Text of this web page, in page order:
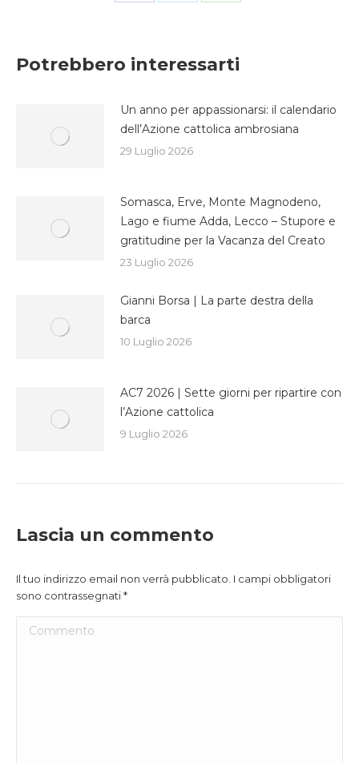
Potrebbero interessarti
Un anno per appassionarsi: il calendario
dell’Azione cattolica ambrosiana
29 Luglio 2026
Somasca, Erve, Monte Magnodeno,
Lago e fiume Adda, Lecco – Stupore e
gratitudine per la Vacanza del Creato
23 Luglio 2026
Gianni Borsa | La parte destra della
barca
10 Luglio 2026
AC7 2026 | Sette giorni per ripartire con
l’Azione cattolica
9 Luglio 2026
Lascia un commento
Il tuo indirizzo email non verrà pubblicato. I campi obbligatori
sono contrassegnati*
Commento